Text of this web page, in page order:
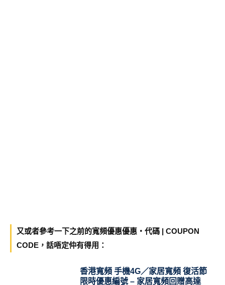
又或者參考一下之前的寬頻優惠優惠・代碼 | COUPON
CODE，話唔定仲有得用：
香港寬頻 手機4G／家居寬頻 復活節
限時優惠編號 – 家居寬頻回贈高達